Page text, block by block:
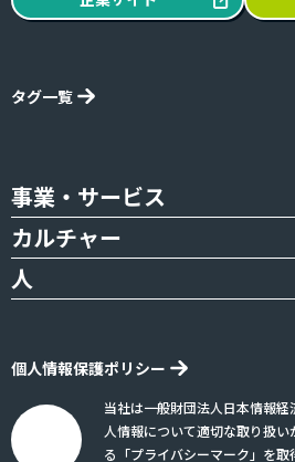
事業・サービス
カルチャー
個人情報保護ポリシー
当社は一般財団法人日本情報経